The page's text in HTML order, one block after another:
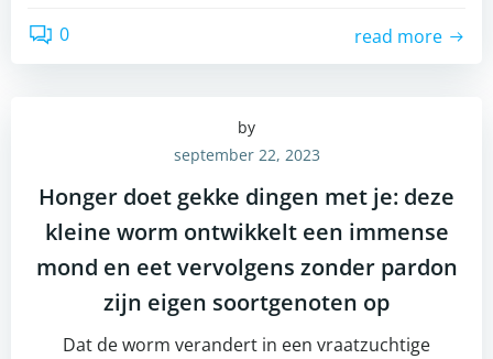
0 read more
by
september 22, 2023
Honger doet gekke dingen met je: deze
kleine worm ontwikkelt een immense
mond en eet vervolgens zonder pardon
zijn eigen soortgenoten op
Dat de worm verandert in een vraatzuchtige